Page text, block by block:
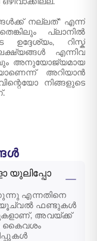
നല്ലത്" എന്ന്
പ്ലാനിൽ
ഉദ്ദേശ്യം, റിസ്ക്
എന്നിവ
അനുയോജ്യമായ
അറിയാൻ
നിങ്ങളുടെ
യുലിപ്പോ
എന്നതിനെ
മ്യൂച്വൽ ഫണ്ടുകൾ
അവയ്ക്ക്
കൈവശം